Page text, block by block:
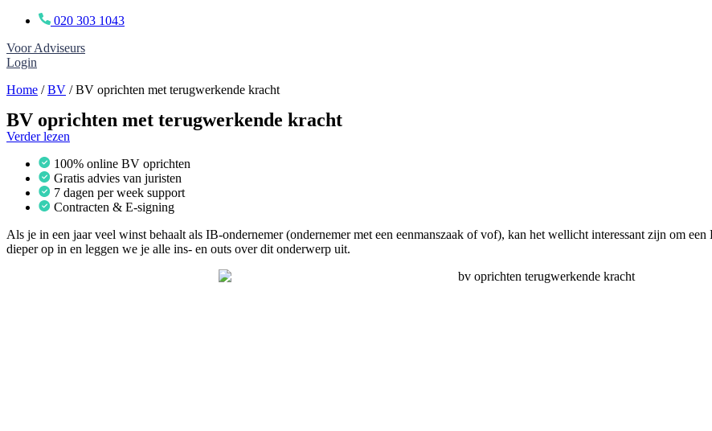
020 303 1043
Voor Adviseurs
Login
Home /BV /BV oprichten met terugwerkende kracht
BV oprichten met terugwerkende kracht
Verder lezen
100% online BV oprichten
Gratis advies van juristen
7 dagen per week support
Contracten & E-signing
Als je in een jaar veel winst behaalt als IB-ondernemer (ondernemer met een eenmanszaak of vof), kan het wellicht interessant zijn om
dieper op in en leggen we je alle ins- en outs over dit onderwerp uit.